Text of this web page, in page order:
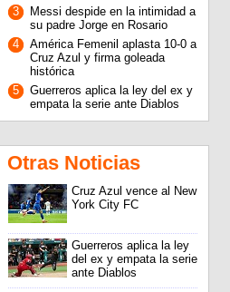
3
Messi despide en la intimidad a
su padre Jorge en Rosario
4
América Femenil aplasta 10-0 a
Cruz Azul y firma goleada
histórica
5
Guerreros aplica la ley del ex y
empata la serie ante Diablos
Otras Noticias
Cruz Azul vence al New
York City FC
Guerreros aplica la ley
del ex y empata la serie
ante Diablos